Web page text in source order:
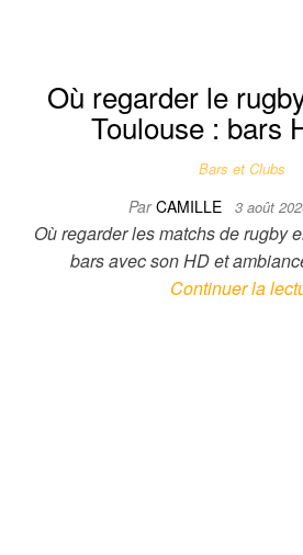
Où regarder le
Toulouse : bars
Bars et Clubs
ParCAMILLE 3 août
Où regarder les matchs de rugby
bars avec son HD et
Continuer la